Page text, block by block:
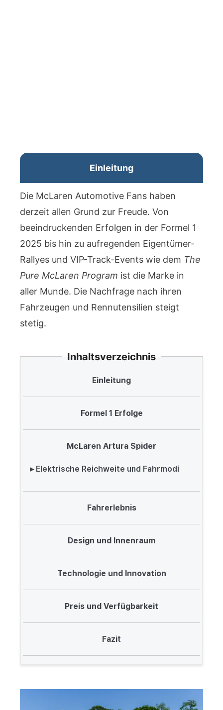
Einleitung
Die McLaren Automotive Fans haben
derzeit allen Grund zur Freude. Von
beeindruckenden Erfolgen in der Formel 1
2025 bis hin zu aufregenden Eigentümer-
Rallyes und VIP-Track-Events wie dem The
Pure McLaren Program ist die Marke in
aller Munde. Die Nachfrage nach ihren
Fahrzeugen und Rennutensilien steigt
stetig.
Inhaltsverzeichnis
Einleitung
Formel 1 Erfolge
McLaren Artura Spider
▸ Elektrische Reichweite und Fahrmodi
Fahrerlebnis
Design und Innenraum
Technologie und Innovation
Preis und Verfügbarkeit
Fazit